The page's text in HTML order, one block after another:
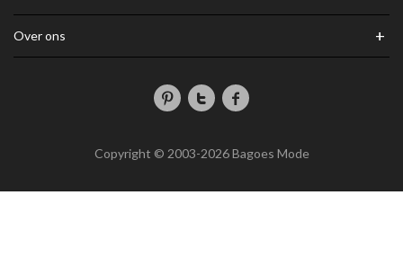
Over ons +
Copyright © 2003-2026 Bagoes Mode